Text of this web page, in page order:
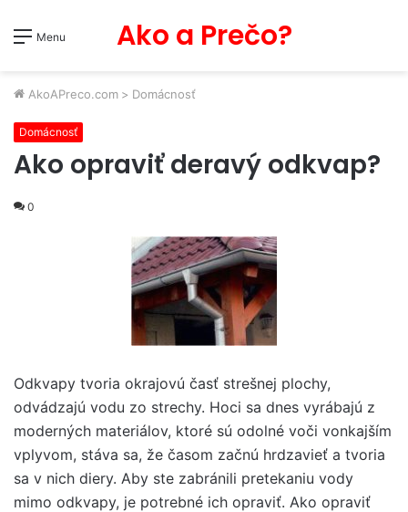
Menu Ako a Prečo?
AkoAPreco.com > Domácnosť
Domácnosť
Ako opraviť deravý odkvap?
0
Odkvapy tvoria okrajovú časť strešnej plochy,
odvádzajú vodu zo strechy. Hoci sa dnes vyrábajú z
moderných materiálov, ktoré sú odolné voči vonkajším
vplyvom, stáva sa, že časom začnú hrdzavieť a tvoria
sa v nich diery. Aby ste zabránili pretekaniu vody
mimo odkvapy, je potrebné ich opraviť. Ako opraviť